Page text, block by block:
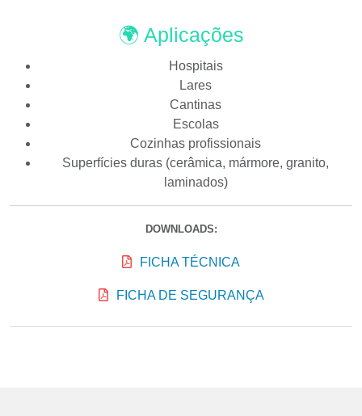
🌍 Aplicações
Hospitais
Lares
Cantinas
Escolas
Cozinhas profissionais
Superfícies duras (cerâmica, mármore, granito,
laminados)
DOWNLOADS:
FICHA TÉCNICA
FICHA DE SEGURANÇA